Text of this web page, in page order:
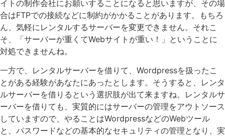
イトの制作会社にお願いすることになると思いますが、その場
合はFTPでの接続などに制約がかかることがあります。もちろ
ん、気軽にレンタルするサーバーを変更できません。それこ
そ、「サーバーが重くてWebサイトが重い！」ということに
対処できませんね。
一方で、レンタルサーバーを借りて、Wordpressを扱ったこ
とがある経験があなたにあったとします。そうすると、レンタ
ルサーバーを借りるという選択肢が出て来ますね。レンタルサ
ーバーを借りても、実質的にはサーバーの管理をアウトソース
していますので、やることはWordpressなどのWebツール
と、パスワードなどの基本的なセキュリティの管理となり、実